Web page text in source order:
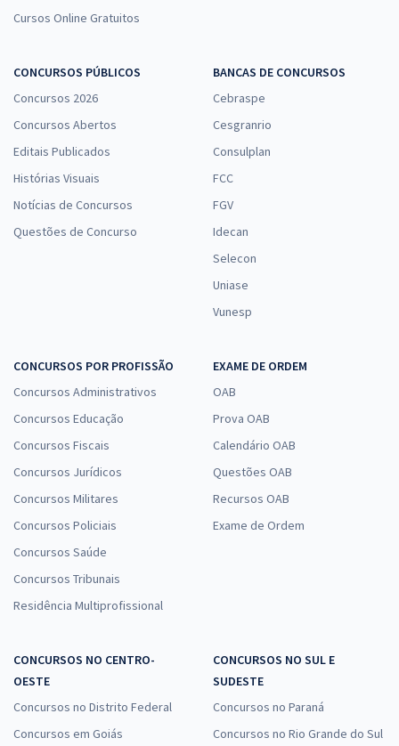
Cursos Online Gratuitos
CONCURSOS PÚBLICOS
Concursos 2026
Concursos Abertos
Editais Publicados
Histórias Visuais
Notícias de Concursos
Questões de Concurso
BANCAS DE CONCURSOS
Cebraspe
Cesgranrio
Consulplan
FCC
FGV
Idecan
Selecon
Uniase
Vunesp
CONCURSOS POR PROFISSÃO
Concursos Administrativos
Concursos Educação
Concursos Fiscais
Concursos Jurídicos
Concursos Militares
Concursos Policiais
Concursos Saúde
Concursos Tribunais
Residência Multiprofissional
EXAME DE ORDEM
OAB
Prova OAB
Calendário OAB
Questões OAB
Recursos OAB
Exame de Ordem
CONCURSOS NO CENTRO-
OESTE
Concursos no Distrito Federal
Concursos em Goiás
CONCURSOS NO SUL E
SUDESTE
Concursos no Paraná
Concursos no Rio Grande do Sul